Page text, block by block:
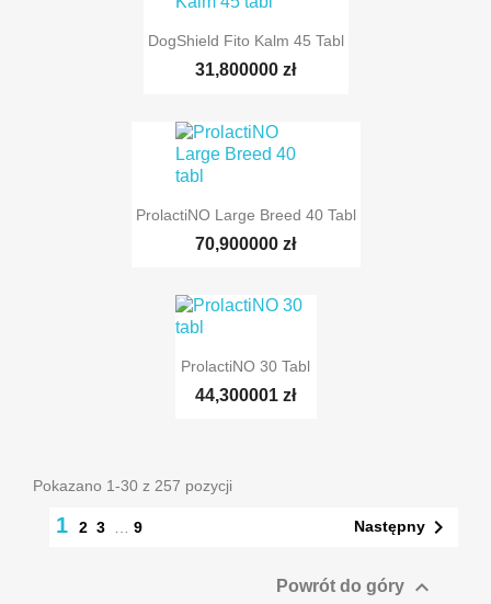
TYLKO ONLINE
DogShield Fito Kalm 45 Tabl
31,800000 zł
TYLKO ONLINE
ProlactiNO Large Breed 40 Tabl
70,900000 zł
ProlactiNO 30 Tabl
44,300001 zł
Pokazano 1-30 z 257 pozycji
1 2 3 … 9 Następny 
Powrót do góry 